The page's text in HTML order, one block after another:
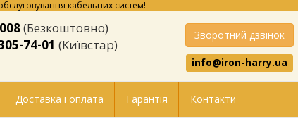
кабельних систем!
(Безкоштовно)
74-01 (Київстар)
Зворотний дзвінок
info@iron-harry.ua
Доставка і оплата Гарантія Контакти